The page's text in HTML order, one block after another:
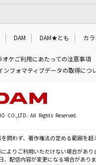
DAM DAM★とも カラ
オケご利用にあたっての注意事項
ンフォマティブデータの取得につ
CO.,LTD. All Rights Reserved.
問わず、著作権法の定める範囲を
よりご利用いただけない場合があり
、配信内容が変更になる場合がありま